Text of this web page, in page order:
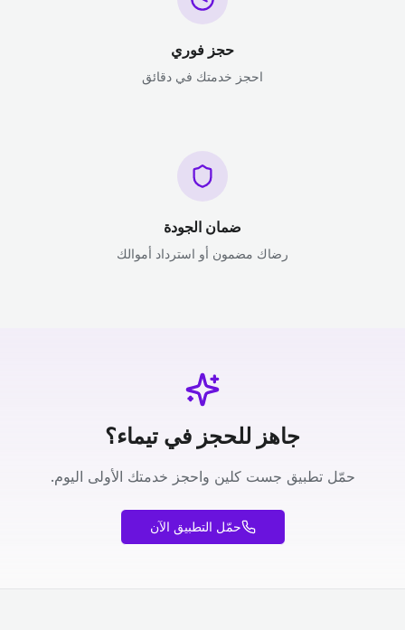
حجز فوري
احجز خدمتك في دقائق
ضمان الجودة
رضاك مضمون أو استرداد أموالك
جاهز للحجز في تيماء؟
حمّل تطبيق جست كلين واحجز خدمتك الأولى اليوم.
حمّل التطبيق الآن